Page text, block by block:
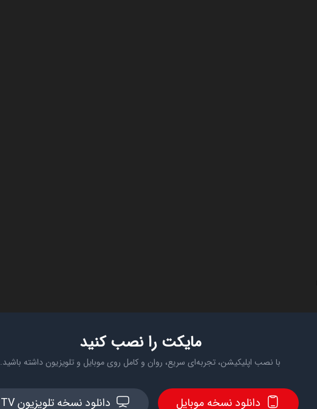
مایکت را نصب کنید
با نصب اپلیکیشن، تجربه‌ای سریع، روان و کامل روی موبایل و تلویزیون داشته باشید.
دانلود نسخه موبایل دانلود نسخه تلویزیون TV